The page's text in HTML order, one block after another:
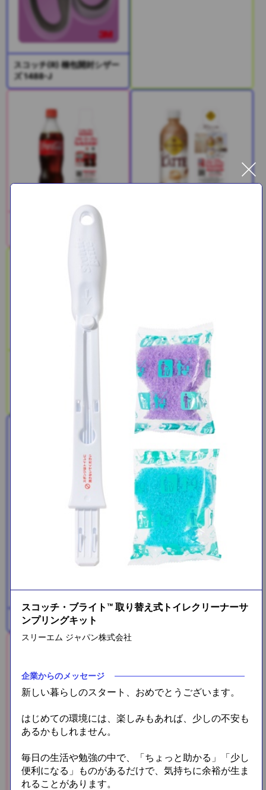
スコッチ(R) 梱包開封シザー
ズ 1488-J
Coke ON®ドリンクチケット
PLUSカルピス(R) 免疫ケア /
睡眠・腸活ケア
プラス糀 米糀ミルク
メガロスプロテインコーヒー
3包
スコッチ・ブライト™ 取り替え式トイレクリーナーサ
ンプリングキット
スリーエム ジャパン株式会社
企業からのメッセージ
新しい暮らしのスタート、おめでとうございます。
はじめての環境には、楽しみもあれば、少しの不安も
あるかもしれません。
毎日の生活や勉強の中で、「ちょっと助かる」「少し
便利になる」ものがあるだけで、気持ちに余裕が生ま
れることがあります。